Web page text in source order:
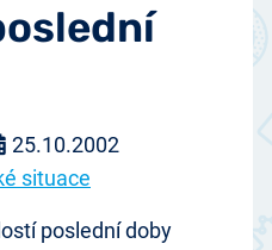
25.10.2002
situace
poslední doby